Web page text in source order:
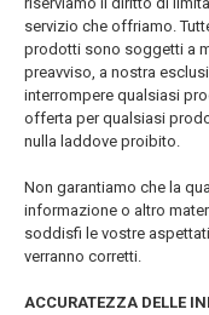
servizio che offriamo.
prodotti sono soggetti a
preavviso, a nostra
interrompere qualsiasi
offerta per qualsiasi
nulla laddove proibito.
Non garantiamo che la
informazione o altro
soddisfi le vostre
verranno corretti.
ACCURATEZZA DELLE